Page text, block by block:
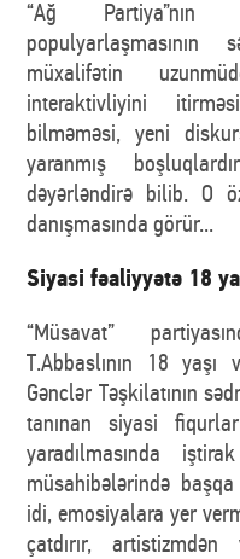
“Ağ Partiya”nın
müxalifətin
interaktivliyini
bilməməsi, yeni
yaranmış
dəyərləndirə bilib. O
danışmasında görür...
Siyasi fəaliyyətə 18
“Müsavat”
T.Abbaslının 18 yaşı
Gənclər Təşkilatının
tanınan siyasi
yaradılmasında
müsahibələrində
idi, emosiyalara yer
çatdırır,